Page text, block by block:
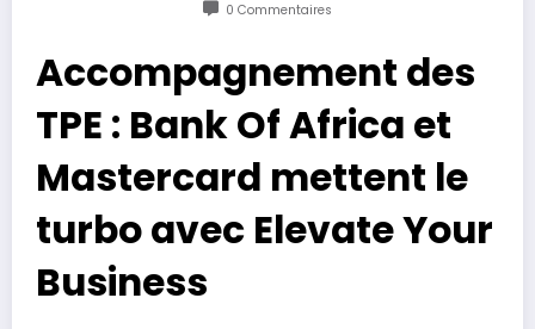
0 Commentaires
Accompagnement des
TPE : Bank Of Africa et
Mastercard mettent le
turbo avec Elevate Your
Business